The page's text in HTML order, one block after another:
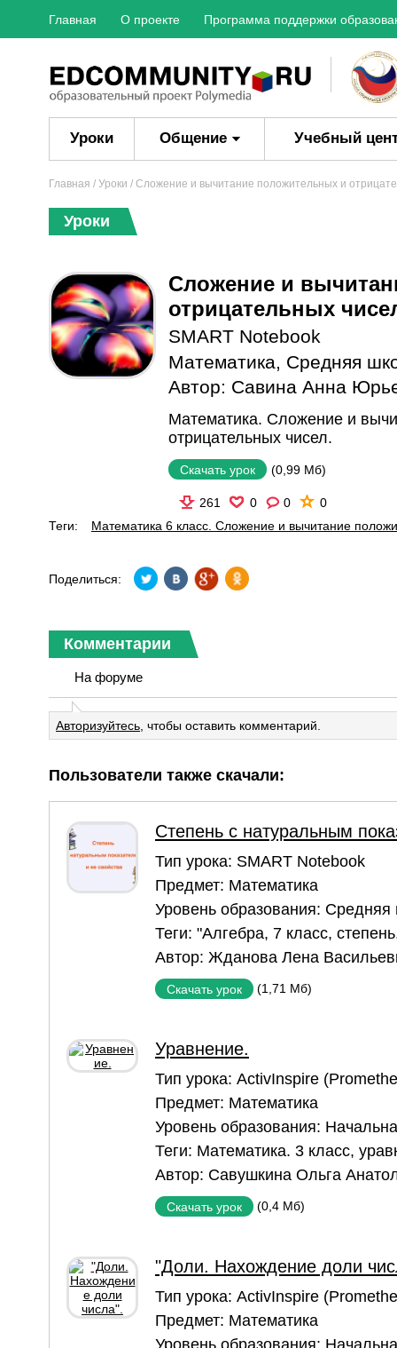
Главная О проекте Программа поддержки
Уроки Общение Учебный
Главная / Уроки / Сложение и вычитание положительных и
Уроки
Сложение и
отрицательных
SMART Notebook
Математика, Средняя
Автор: Савина Анна
Математика. Сложение и
отрицательных чисел.
Скачать урок (0,99 Мб)
261 0 0
0
Теги:
Математика 6 класс. Сложение и вычитание
Поделиться:
Комментарии
На форуме
Авторизуйтесь , чтобы оставить комментарий.
Пользователи также скачали:
Степень с натуральным
Тип урока: SMART Notebook
Предмет: Математика
Уровень образования: Средняя
Теги: "Алгебра, 7 класс, степень
Автор: Жданова Лена
Скачать урок (1,71 Мб)
Уравнение.
Тип урока: ActivInspire
Предмет: Математика
Уровень образования:
Теги: Математика. 3 класс,
Автор: Савушкина Ольга
Скачать урок (0,4 Мб)
"Доли. Нахождение доли
Тип урока: ActivInspire
Предмет: Математика
Уровень образования: